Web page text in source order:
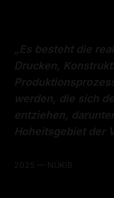
„Es besteht die
Drucken,
werden, die sich
entziehen,
Hoheitsgebiet der
2025 — NÚKIB